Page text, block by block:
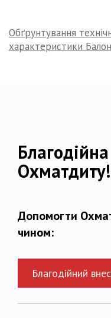
Обґрунтування
характеристики
Охматдиту!
Допомогти
чином:
Благодійний